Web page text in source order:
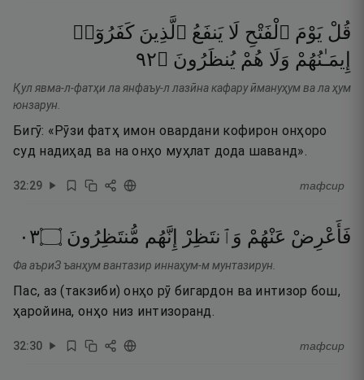
قُلْ يَوْمَ ٱلْفَتْحِ لَا يَنفَعُ ٱلَّذِينَ كَفَرُوٓا۟
إِيمَـٰنُهُمْ وَلَا هُمْ يُنظَرُونَ ۝٢٩
Қул явма-л-фатҳи ла янфаъу-л лазӣна кафару ӣмануҳум ва ла ҳум
юнзарун.
Бигӯ: «Рӯзи фатҳ имон овардани кофирон онҳоро
суд надиҳад ва на онҳо муҳлат дода шаванд».
32:29 тафсир
فَأَعْرِضْ عَنْهُمْ وَٱنتَظِرْ إِنَّهُم مُّنتَظِرُونَ ۝٣٠
Фа аъриЗ ъанҳум вантазир иннаҳум-м мунтазирун.
Пас, аз (такзиби) онҳо рӯ бигардон ва интизор бош,
ҳаройина, онҳо низ интизоранд.
32:30 тафсир